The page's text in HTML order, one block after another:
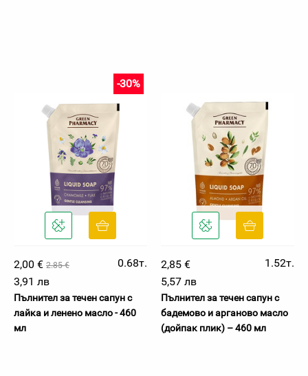
2,00 € 2.85 €
-30%
0.68т.
3,91 лв
Пълнител за течен сапун с
лайка и ленено масло - 460
мл
2,85 €
1.52т.
5,57 лв
Пълнител за течен сапун с
бадемово и арганово масло
(дойпак плик) – 460 мл